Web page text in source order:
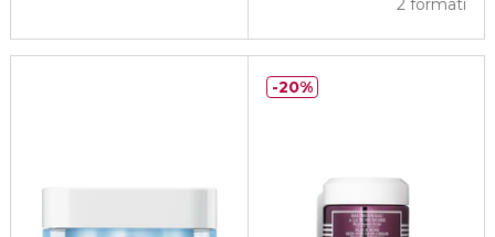
2 formati
20%